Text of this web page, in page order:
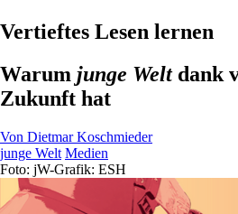
Vertieftes Lesen lernen
Warum junge Weltdank
Zukunft hat
Von Dietmar Koschmieder
junge Welt Medien
Foto: jW-Grafik: ESH